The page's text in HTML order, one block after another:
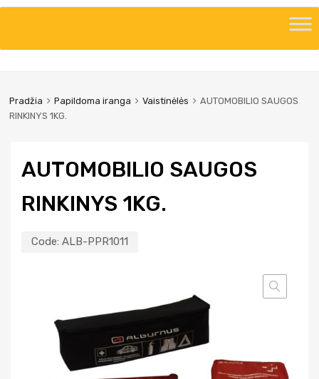
Pradžia Papildoma iranga Vaistinėlės
AUTOMOBILIO SAUGOS
RINKINYS 1KG.
AUTOMOBILIO SAUGOS
RINKINYS 1KG.
Code: ALB-PPR1011